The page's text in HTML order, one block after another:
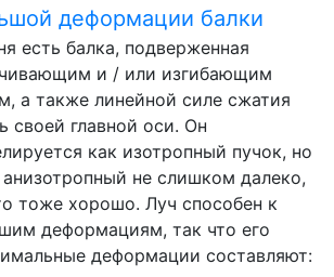
деформации балки
есть балка, подверженная
и / или изгибающим
а также линейной силе сжатия
своей главной оси. Он
как изотропный пучок, но
не слишком далеко,
тоже хорошо. Луч способен к
деформациям, так что его
деформации составляют: